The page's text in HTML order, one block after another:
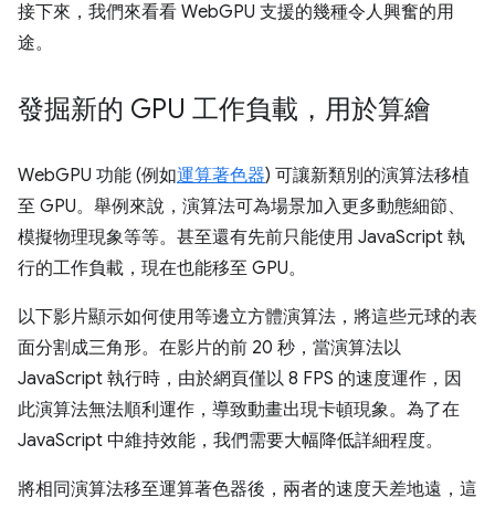
接下來，我們來看看 WebGPU 支援的幾種令人興奮的用
途。
發掘新的 GPU 工作負載，用於算繪
WebGPU 功能 (例如運算著色器) 可讓新類別的演算法移植
至 GPU。舉例來說，演算法可為場景加入更多動態細節、
模擬物理現象等等。甚至還有先前只能使用 JavaScript 執
行的工作負載，現在也能移至 GPU。
以下影片顯示如何使用等邊立方體演算法，將這些元球的表
面分割成三角形。在影片的前 20 秒，當演算法以
JavaScript 執行時，由於網頁僅以 8 FPS 的速度運作，因
此演算法無法順利運作，導致動畫出現卡頓現象。為了在
JavaScript 中維持效能，我們需要大幅降低詳細程度。
將相同演算法移至運算著色器後，兩者的速度天差地遠，這